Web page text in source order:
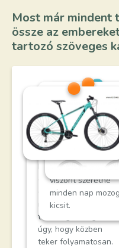
Most már mindent
össze az
tartozó szöveges
Andris új
után néz. Imádja a
sebességet, és
nagyon szeret
vetélkedni,
megmérettetni
Zsuzsanna szeretne
többet mozogni,
kirándulni, szép
helyekre eljutni.
Nincs már olyan jó
erőben, mint régen,
de szeretne egy nap
minél nagyobb
távolságot megtenni
úgy, hogy közben
teker folyamatosan.
Andrea fiatal, de
nem túl sportos.
nagyvárosban
autóval közlekedni,
viszont szeretne
minden nap
kicsit.